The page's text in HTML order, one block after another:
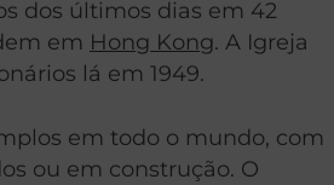
dos últimos dias em 42
em Hong Kong. A Igreja
lá em 1949.
em todo o mundo, com
ou em construção. O